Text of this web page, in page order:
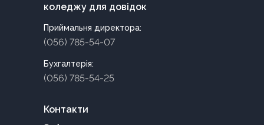
коледжу для довідок
Приймальня директора:
(056) 785-54-07
Бухгалтерія:
(056) 785-54-25
Контакти